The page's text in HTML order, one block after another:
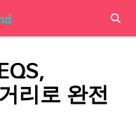
리로 완전